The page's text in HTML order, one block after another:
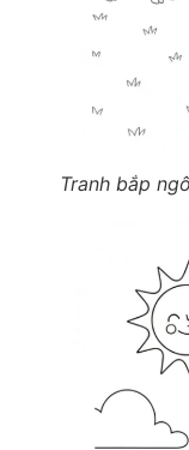
Tranh bắp